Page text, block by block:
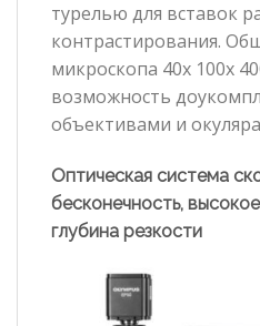
турелью для вставок
контрастирования.
микроскопа 40x 100x
возможность
объективами и
Оптическая система
бесконечность,
глубина резкости